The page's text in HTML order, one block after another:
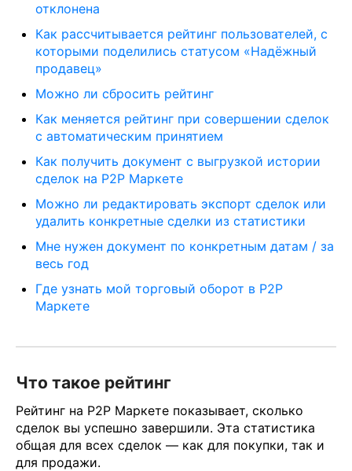
отклонена
Как рассчитывается рейтинг пользователей, с
которыми поделились статусом «Надёжный
продавец»
Можно ли сбросить рейтинг
Как меняется рейтинг при совершении сделок
с автоматическим принятием
Как получить документ с выгрузкой истории
сделок на P2P Маркете
Можно ли редактировать экспорт сделок или
удалить конкретные сделки из статистики
Мне нужен документ по конкретным датам / за
весь год
Где узнать мой торговый оборот в P2P
Маркете
Что такое рейтинг
Рейтинг на P2P Маркете показывает, сколько
сделок вы успешно завершили. Эта статистика
общая для всех сделок — как для покупки, так и
для продажи.